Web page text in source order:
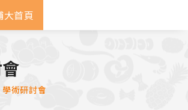
大首頁
學術研討會